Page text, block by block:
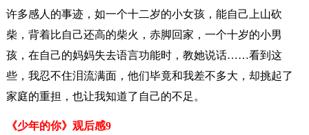
许多感人的事迹，如一个十二岁的小女孩，能自己上山砍
柴，背着比自己还高的柴火，赤脚回家，一个十岁的小男
孩，在自己的妈妈失去语言功能时，教她说话……看到这
些，我忍不住泪流满面，他们毕竟和我差不多大，却挑起了
家庭的重担，也让我知道了自己的不足。
《少年的你》观后感9